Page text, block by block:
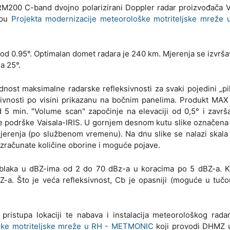
C-band dvojno polarizirani Doppler radar proizvođača
Projekta modernizacije meteorološke motriteljske mreže
0.95°. Optimalan domet radara je 240 km. Mjerenja se
25°.
maksimalne radarske refleksivnosti za svaki pojedini
po visini prikazanu na bočnim panelima. Produkt
min. "Volume scan" započinje na elevaciji od 0,5° i
Vaisala-IRIS. U gornjem desnom kutu slike
(po službenom vremenu). Na dnu slike se nalazi
količine oborine i moguće pojave.
u dBZ-ima od 2 do 70 dBz-a u koracima po 5 dBZ-a.
a. Što je veća refleksivnost, Cb je opasniji (moguće u
lokaciji te nabava i instalacija meteorološkog
motriteljske mreže u RH - METMONIC koji provodi DHMZ